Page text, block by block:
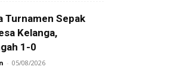
Turnamen Sepak
Kelanga,
1-0
- 05/08/2026